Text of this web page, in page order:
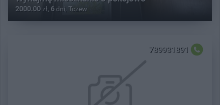
2000.00 zł, 6 dni, Tczew
789931891